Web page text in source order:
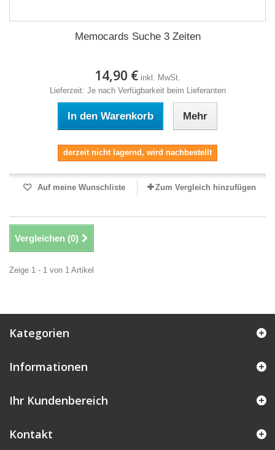
Memocards Suche 3 Zeiten
14,90 € inkl. MwSt.
Lieferzeit: Je nach Verfügbarkeit beim Lieferanten
In den Warenkorb Mehr
derzeit nicht lagernd, wird nachbestellt
Auf meine Wunschliste Zum Vergleich hinzufügen
Vergleichen (0)
Zeige 1 - 1 von 1 Artikel
Kategorien
Informationen
Ihr Kundenbereich
Kontakt